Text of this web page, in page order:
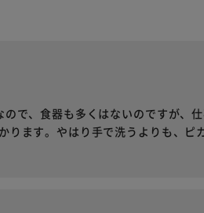
ので、食器も多くはないのですが、
ります。やはり手で洗うよりも、ピ